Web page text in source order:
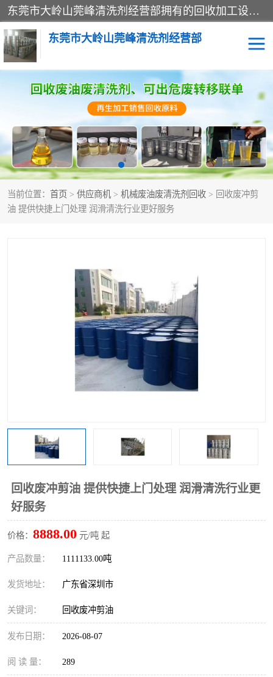
东莞市大岭山莞峰清洗剂经营部拥有的回收加工设备，大量废油回收、废清洗剂回收、废溶剂油回收、机械废油废清洗剂回收、废碳氢回收、碳氢液压油回收、碳氢二氯回收等废清洗剂处理；我们只是提供废旧化工原料的循环使用存放点，执行正规的存放，有正规的回收资质处理。同时我们公司批发零售回收级清洗剂，脱模油再生基础油，质量保证。
东莞市大岭山莞峰清洗剂经营部
当前位置： 首页 > 供应商机 > 机械废油废清洗剂回收 > 回收废冲剪
油 提供快捷上门处理 润滑清洗行业更好服务
回收废冲剪油 提供快捷上门处理 润滑清洗行业更
好服务
价格： 8888.00 元/吨 起
产品数量： 1111133.00吨
发货地址： 广东省深圳市
关键词： 回收废冲剪油
发布日期： 2026-08-07
阅 读 量： 289
废清洗剂回收
废溶剂油回收 机械废油废清洗剂回收
废碳氢回收 碳氢液压油回收
碳氢二氯回收 回收废三四氯乙烯
回收废清洗剂 上门回收废清洗剂